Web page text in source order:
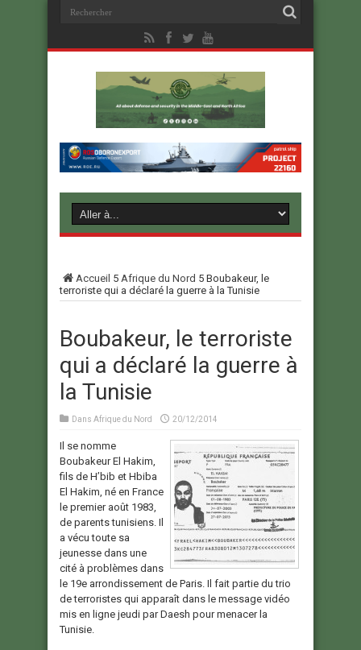
Accueil 5 Afrique du Nord 5 Boubakeur, le
terroriste qui a déclaré la guerre à la Tunisie
Boubakeur, le terroriste
qui a déclaré la guerre à
la Tunisie
Dans Afrique du Nord 20/12/2014
Il se nomme
Boubakeur El Hakim,
fils de H’bib et Hbiba
El Hakim, né en France
le premier août 1983,
de parents tunisiens. Il
a vécu toute sa
jeunesse dans une
cité à problèmes dans
le 19e arrondissement de Paris. Il fait partie du trio
de terroristes qui apparaît dans le message vidéo
mis en ligne jeudi par Daesh pour menacer la
Tunisie.